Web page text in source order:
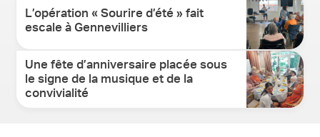
L’opération « Sourire d’été » fait
escale à Gennevilliers
Une fête d’anniversaire placée sous
le signe de la musique et de la
convivialité